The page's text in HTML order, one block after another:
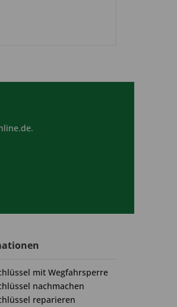
mit Wegfahrsperre
nachmachen
reparieren